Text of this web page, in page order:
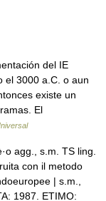
del IE
el 3000 a.C. o aun
existe un
El
agg., s.m. TS ling.
con il metodo
| s.m.,
1987. ETIMO: